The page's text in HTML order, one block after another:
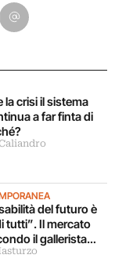
crisi il sistema
a far finta di
del futuro è
tutti”. Il mercato
il gallerista
Carlo
Pinterest
su WhatsApp
Condividi su Email